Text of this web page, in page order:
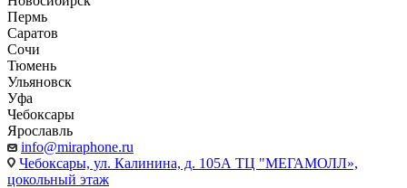
Пермь
Саратов
Сочи
Тюмень
Ульяновск
Уфа
Чебоксары
Ярославль
info@miraphone.ru
Чебоксары, ул. Калинина, д. 105А ТЦ "МЕГАМОЛЛ»,
цокольный этаж